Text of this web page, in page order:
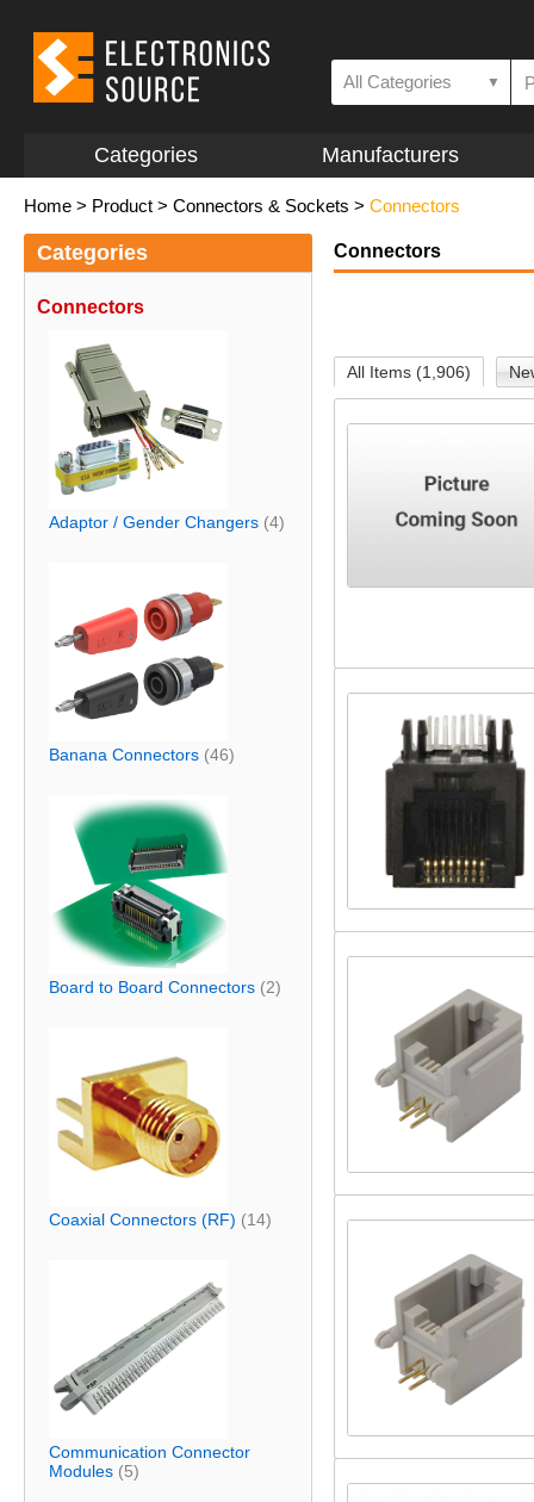
All Categories ▼
Categories Manufacturers
Home > Product > Connectors & Sockets > Connectors
Categories
Connectors
Adaptor / Gender Changers (4)
Banana Connectors (46)
Board to Board Connectors (2)
Coaxial Connectors (RF) (14)
Communication Connector
Modules (5)
Connectors
All Items (1,906)